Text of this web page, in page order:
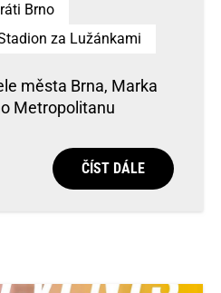
Brno
za Lužánkami
města Brna, Marka
Metropolitanu
ČÍST DÁLE